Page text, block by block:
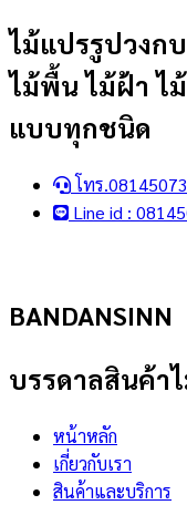
Skip
content
ไม้แปรรูปวงก
ไม้พื้น ไม้ฝ้า ไ
แบบทุกชนิด
โทร
Line id :
BANDANSINN
บรรดาลสินค้า
หน้าหลัก
เกี่ยวกับเรา
สินค้าและบริการ